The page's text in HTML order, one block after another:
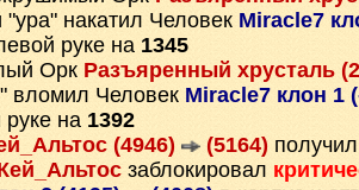
"ура" накатил Человек Miracle7
руке на 1345
Орк Разъяренный хрусталь
вломил Человек Miracle7 клон 1
руке на 1392
(4946) (5164)
заблокировал